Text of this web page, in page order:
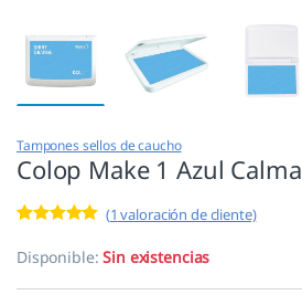
Tampones sellos de caucho
Colop Make 1 Azul Calma
5.00de 5 en
base a
(1 valoración de cliente)
Disponible:Sin existencias